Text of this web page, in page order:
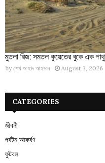
মুতলা রিজ: সমতল কুয়েতের বুকে এক
by শেখ আহাদ আহসান August 3, 2026
CATEGORIES
জীবনী
পর্যটন আকর্ষণ
ফুটবল